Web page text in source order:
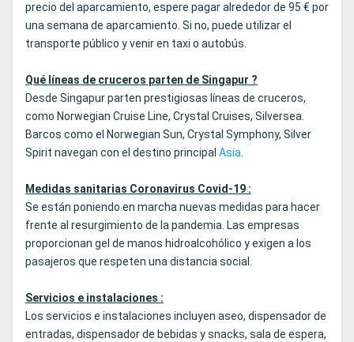
precio del aparcamiento, espere pagar alrededor de 95 € por
una semana de aparcamiento. Si no, puede utilizar el
transporte público y venir en taxi o autobús.
Qué líneas de cruceros parten de Singapur ?
Desde Singapur parten prestigiosas líneas de cruceros,
como Norwegian Cruise Line, Crystal Cruises, Silversea.
Barcos como el Norwegian Sun, Crystal Symphony, Silver
Spirit navegan con el destino principal Asia.
Medidas sanitarias Coronavirus Covid-19 :
Se están poniendo en marcha nuevas medidas para hacer
frente al resurgimiento de la pandemia. Las empresas
proporcionan gel de manos hidroalcohólico y exigen a los
pasajeros que respeten una distancia social.
Servicios e instalaciones :
Los servicios e instalaciones incluyen aseo, dispensador de
entradas, dispensador de bebidas y snacks, sala de espera,